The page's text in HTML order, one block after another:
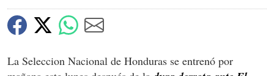
La Seleccion Nacional de Honduras se entrenó por